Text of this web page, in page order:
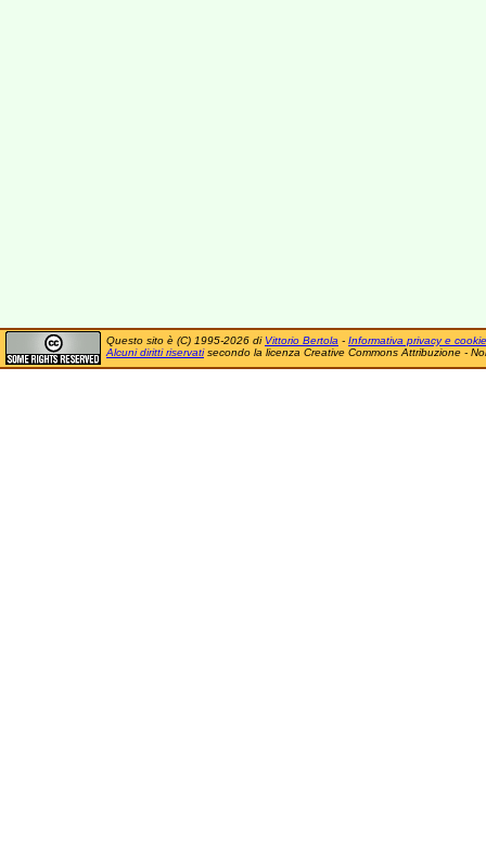
Questo sito è (C) 1995-2026 di Vittorio Bertola - Informativa privacy e cookie
Alcuni diritti riservatisecondo la licenza Creative Commons Attribuzione -